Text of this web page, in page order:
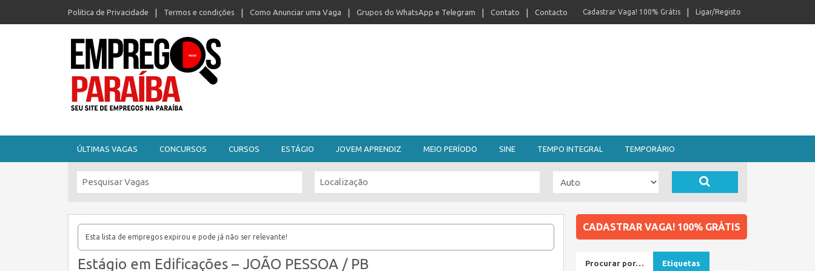
Politica de Privacidade Termos e condições Como Anunciar uma Vaga Grupos do WhatsApp e Telegram Contato Contacto Ligar/Registo
Cadastrar Vaga! 100% Grátis
ÚLTIMAS VAGAS CONCURSOS CURSOS ESTÁGIO JOVEM APRENDIZ MEIO PERÍODO SINE TEMPO INTEGRAL TEMPORÁRIO
Esta lista de empregos expirou e pode já não ser relevante!
Estágio em Edificações – JOÃO PESSOA / PB
CADASTRAR VAGA! 100% GRÁTIS
Procurar por… Etiquetas